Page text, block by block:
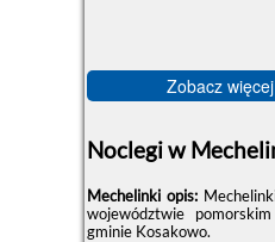
Zobacz
Noclegi w
Mechelinki opis:
województwie
gminie Kosakowo.